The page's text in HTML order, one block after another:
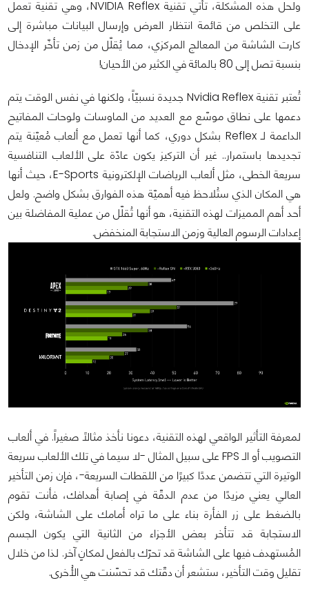
ولحل هذه المشكلة، تأتي تقنية NVIDIA Reflex، وهي تقنية تعمل
على التخلص من قائمة انتظار العرض وإرسال البيانات مباشرة إلى
كارت الشاشة من المعالج المركزي، مما يُقلّل من زمن تأخّر الإدخال
بنسبة تصل إلى 80 بالمائة في الكثير من الأحيان!
تُعتبر تقنية Nvidia Reflex جديدة نسبيّاً، ولكنها في نفس الوقت يتم
دعمها على نطاق موسّع مع العديد من الماوسات ولوحات المفاتيح
الداعمة لـ Reflex
بشكل دوري، كما أنها تعمل مع ألعاب مُعيّنة يتم
تجديدها باستمرار.. غير أن التركيز يكون عادّة على الألعاب التنافسية
سريعة الخطى، مثل ألعاب الرياضات الإلكترونية E-Sports، حيث أنها
هي المكان الذي ستُلاحظ فيه أهميّة هذه الفوارق بشكل واضح. ولعل
أحد أهم المميزات لهذه التقنية، هو أنها تُقلّل من عملية المفاضلة بين
إعدادات الرسوم العالية وزمن الاستجابة المنخفض.
لمعرفة التأثير الواقعي لهذه التقنية، دعونا نأخذ مثالاً صغيراً. في ألعاب
التصويب أو الـ FPS على سبيل المثال -لا سيما في تلك الألعاب سريعة
الوتيرة التي تتضمن عددًا كبيرًا من اللقطات السريعة-، فإن زمن التأخير
العالي يعني مزيدًا من عدم الدقّة في إصابة أهدافك، فأنت تقوم
بالضغط على زر الفأرة بناء على ما تراه أمامك على الشاشة، ولكن
الاستجابة قد تتأخر بعض الأجزاء من الثانية التي يكون الجسم
المُستهدف فيها على الشاشة قد تحرّك بالفعل لمكانٍ آخر. لذا من خلال
تقليل وقت التأخير، ستشعر أن دقّتك قد تحسّنت هي الأُخرى.